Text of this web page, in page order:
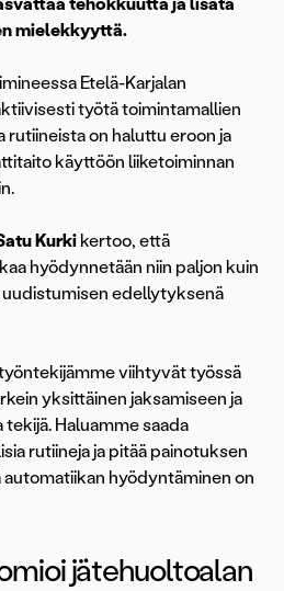
mielekkyyttä.
Etelä-Karjalan
työtä toimintamallien
on haluttu eroon ja
käyttöön liiketoiminnan
Kurki kertoo, että
hyödynnetään niin paljon kuin
uudistumisen edellytyksenä
viihtyvät työssä
yksittäinen jaksamiseen ja
Haluamme saada
rutiineja ja pitää painotuksen
automatiikan hyödyntäminen on
jätehuoltoalan